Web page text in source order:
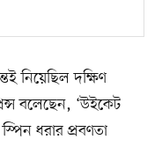
নিয়েছিল দক্ষিণ
বলেছেন, ‘উইকেট
ধরার প্রবণতা